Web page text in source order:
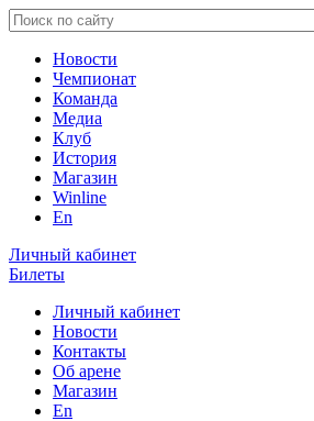
Новости
Чемпионат
Команда
Медиа
Клуб
История
Магазин
Winline
En
Личный кабинет
Билеты
Личный кабинет
Новости
Контакты
Об арене
Магазин
En